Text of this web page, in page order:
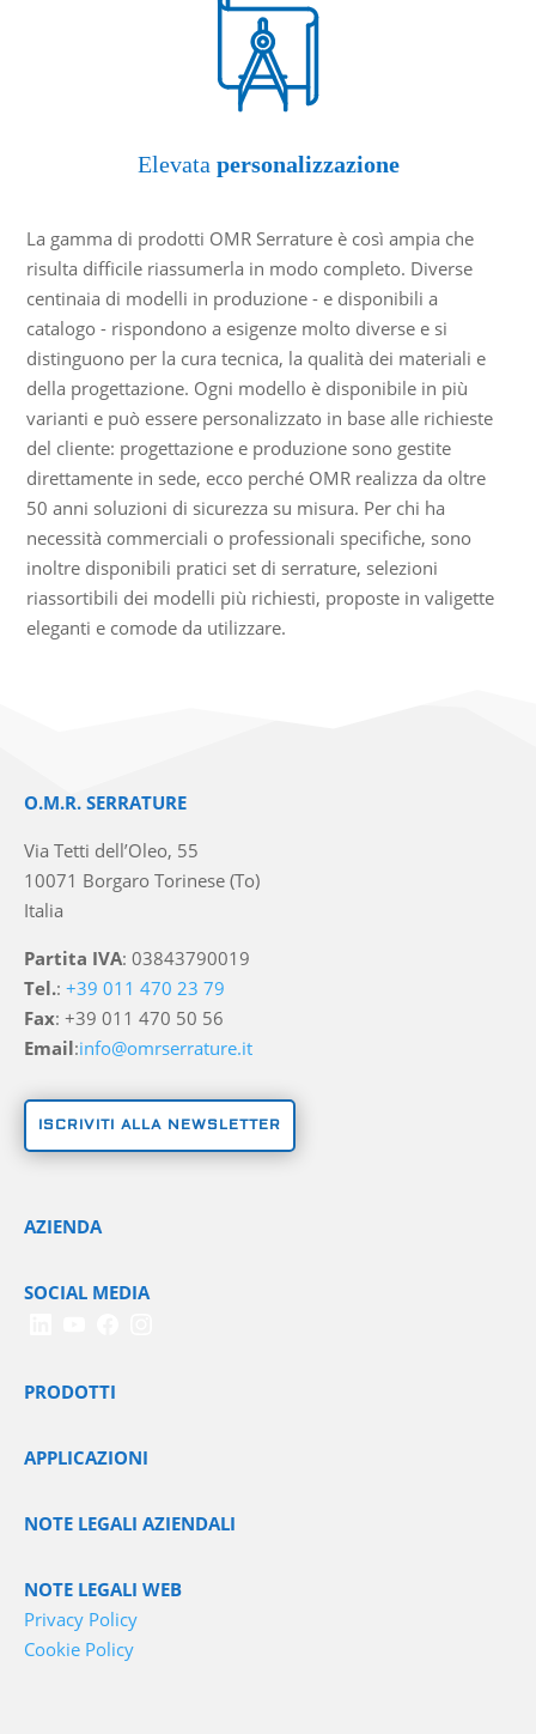
Elevata personalizzazione
La gamma di prodotti OMR Serrature è così ampia che
risulta difficile riassumerla in modo completo. Diverse
centinaia di modelli in produzione - e disponibili a
catalogo - rispondono a esigenze molto diverse e si
distinguono per la cura tecnica, la qualità dei materiali e
della progettazione. Ogni modello è disponibile in più
varianti e può essere personalizzato in base alle richieste
del cliente: progettazione e produzione sono gestite
direttamente in sede, ecco perché OMR realizza da oltre
50 anni soluzioni di sicurezza su misura. Per chi ha
necessità commerciali o professionali specifiche, sono
inoltre disponibili pratici set di serrature, selezioni
riassortibili dei modelli più richiesti, proposte in valigette
eleganti e comode da utilizzare.
O.M.R. SERRATURE
Via Tetti dell’Oleo, 55
10071 Borgaro Torinese (To)
Italia
Partita IVA: 03843790019
Tel.:+39 011 470 23 79
Fax: +39 011 470 50 56
Email:info@omrserrature.it
ISCRIVITI ALLA NEWSLETTER
AZIENDA
SOCIAL MEDIA
PRODOTTI
APPLICAZIONI
NOTE LEGALI AZIENDALI
NOTE LEGALI WEB
Privacy Policy
Cookie Policy